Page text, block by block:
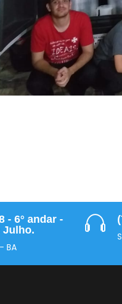
- 6° andar -
Julho.
BA